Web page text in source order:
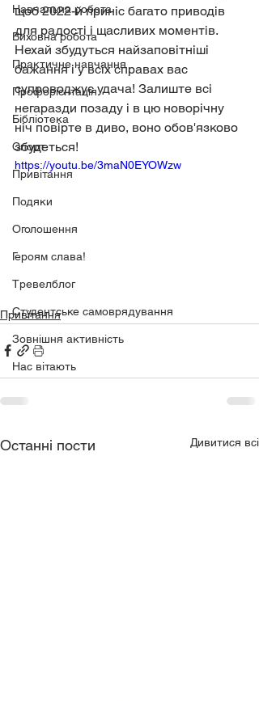
Навчальна робота
Виховна робота
Практичне навчання
Профорієнтація
Бібліотека
Спорт
Привітання
Подяки
Оголошення
Героям слава!
Тревелблог
Студентське самоврядування
Зовнішня активність
Нас вітають
щоб 2022-й приніс багато приводів
для радості і щасливих моментів.
Нехай збудуться найзаповітніші
бажання і у всіх справах вас
супроводжує удача! Залиште всі
негаразди позаду і в цю новорічну
ніч повірте в диво, воно обов'язково
збудеться!
https://youtu.be/3maN0EYOWzw
Привітання
Останні пости Дивитися всі